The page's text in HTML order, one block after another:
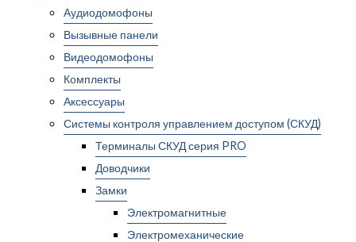
Аудиодомофоны
Вызывные панели
Видеодомофоны
Комплекты
Аксессуары
Системы контроля управлением доступом (СКУД)
Терминалы СКУД серия PRO
Доводчики
Замки
Электромагнитные
Электромеханические